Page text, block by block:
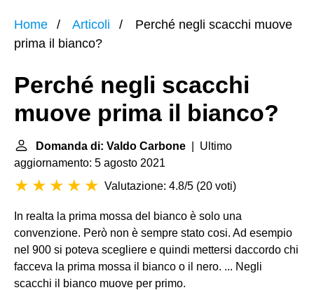
Home Articoli
Perché negli scacchi muove
prima il bianco?
Perché negli scacchi
muove prima il bianco?
Domanda di: Valdo Carbone | Ultimo
aggiornamento: 5 agosto 2021
Valutazione: 4.8/5 (20 voti)
In realta la prima mossa del bianco è solo una
convenzione. Però non è sempre stato cosi. Ad esempio
nel 900 si poteva scegliere e quindi mettersi daccordo chi
facceva la prima mossa il bianco o il nero. ... Negli
scacchi il bianco muove per primo.